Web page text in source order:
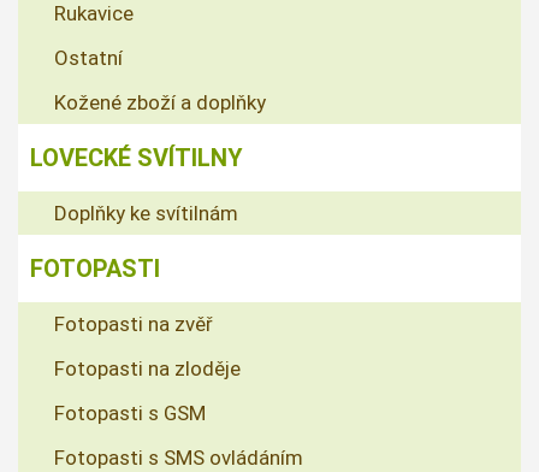
Rukavice
Ostatní
Kožené zboží a doplňky
LOVECKÉ SVÍTILNY
Doplňky ke svítilnám
FOTOPASTI
Fotopasti na zvěř
Fotopasti na zloděje
Fotopasti s GSM
Fotopasti s SMS ovládáním